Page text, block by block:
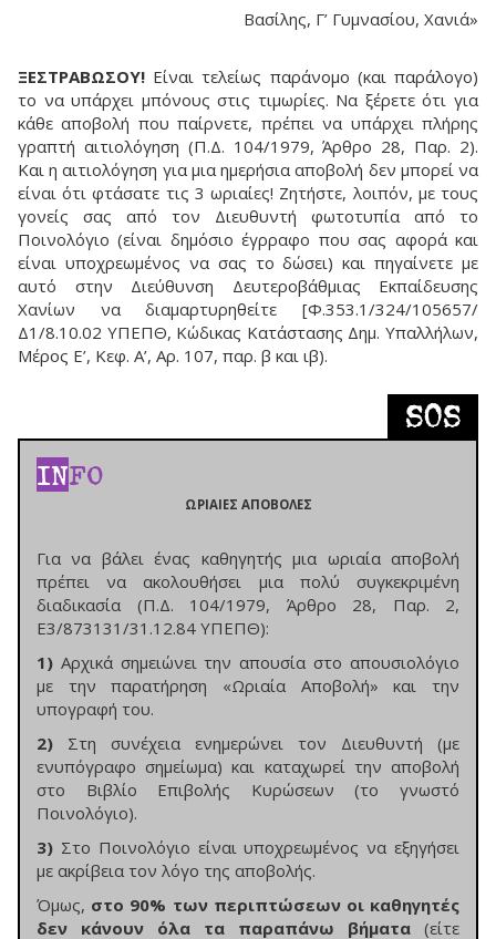
Βασίλης, Γ’ Γυμνασίου, Χανιά»
ΞΕΣΤΡΑΒΩΣΟΥ! Eίναι τελείως παράνομο (και παράλογο)
το να υπάρχει μπόνους στις τιμωρίες. Nα ξέρετε ότι για
κάθε αποβολή που παίρνετε, πρέπει να υπάρχει πλήρης
γραπτή αιτιολόγηση (Π.Δ. 104/1979, Άρθρο 28, Παρ. 2).
Kαι η αιτιολόγηση για μια ημερήσια αποβολή δεν μπορεί να
είναι ότι φτάσατε τις 3 ωριαίες! Zητήστε, λοιπόν, με τους
γονείς σας από τον Διευθυντή φωτοτυπία από το
Ποινολόγιο (είναι δημόσιο έγρραφο που σας αφορά και
είναι υποχρεωμένος να σας το δώσει) και πηγαίνετε με
αυτό στην Διεύθυνση Δευτεροβάθμιας Eκπαίδευσης
Xανίων να διαμαρτυρηθείτε [Φ.353.1/324/105657/
Δ1/8.10.02 ΥΠΕΠΘ, Κώδικας Κατάστασης Δημ. Υπαλλήλων,
Μέρος Ε’, Κεφ. Α’, Αρ. 107, παρ. β και ιβ).
SOS
INFO
ΩΡΙΑΙΕΣ ΑΠΟΒΟΛΕΣ
Για να βάλει ένας καθηγητής μια ωριαία αποβολή
πρέπει να ακολουθήσει μια πολύ συγκεκριμένη
διαδικασία (Π.Δ. 104/1979, Άρθρο 28, Παρ. 2,
Ε3/873131/31.12.84 ΥΠΕΠΘ):
1) Αρχικά σημειώνει την απουσία στο απουσιολόγιο
με την παρατήρηση «Ωριαία Αποβολή» και την
υπογραφή του.
2) Στη συνέχεια ενημερώνει τον Διευθυντή (με
ενυπόγραφο σημείωμα) και καταχωρεί την αποβολή
στο Βιβλίο Επιβολής Κυρώσεων (το γνωστό
Ποινολόγιο).
3) Στο Ποινολόγιο είναι υποχρεωμένος να εξηγήσει
με ακρίβεια τον λόγο της αποβολής.
Όμως, στο 90% των περιπτώσεων οι καθηγητές
δεν κάνουν όλα τα παραπάνω βήματα (είτε